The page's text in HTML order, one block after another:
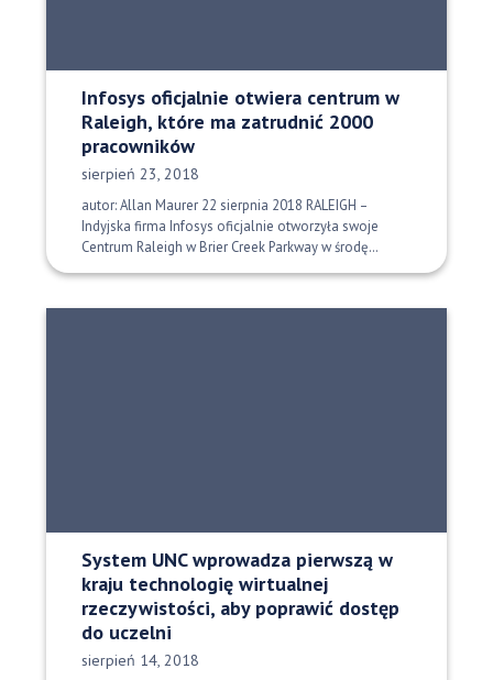
Infosys oficjalnie otwiera centrum w
Raleigh, które ma zatrudnić 2000
pracowników
Data opublikowania:
sierpień 23, 2018
autor: Allan Maurer 22 sierpnia 2018 RALEIGH –
Indyjska firma Infosys oficjalnie otworzyła swoje
Centrum Raleigh w Brier Creek Parkway w środę…
System UNC wprowadza pierwszą w
kraju technologię wirtualnej
rzeczywistości, aby poprawić dostęp
do uczelni
Data opublikowania:
sierpień 14, 2018